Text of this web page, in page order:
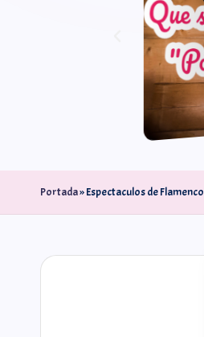
Portada»Espectaculos de Flamenco